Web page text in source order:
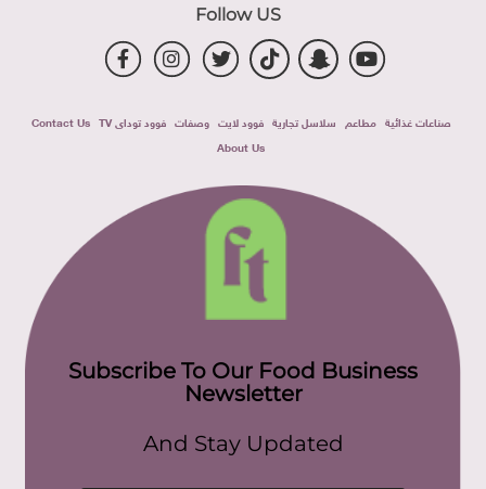
Follow US
صناعات غذائية مطاعم سلاسل تجارية فوود لايت وصفات فوود توداى TV
Contact Us
About Us
Subscribe To Our Food Business
Newsletter
And Stay Updated